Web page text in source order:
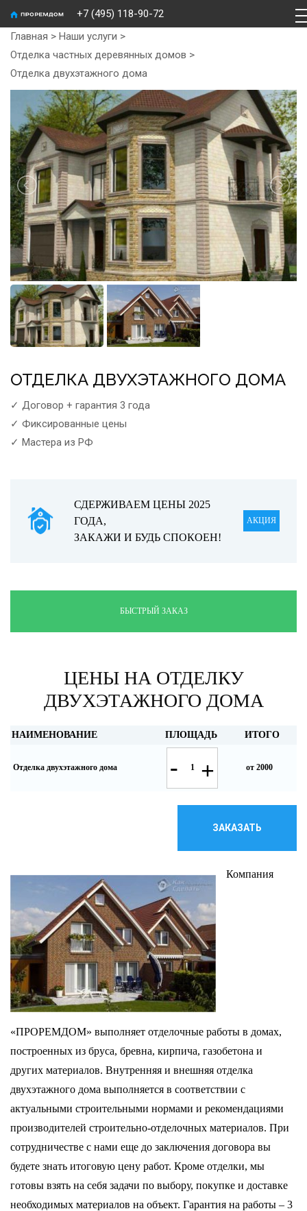
+7 (495) 118-90-72
Главная > Наши услуги >
Отделка частных деревянных домов >
Отделка двухэтажного дома
ОТДЕЛКА ДВУХЭТАЖНОГО ДОМА
✓ Договор + гарантия 3 года
✓ Фиксированные цены
✓ Мастера из РФ
СДЕРЖИВАЕМ ЦЕНЫ 2025
ГОДА,
ЗАКАЖИ И БУДЬ СПОКОЕН!
АКЦИЯ
БЫСТРЫЙ ЗАКАЗ
ЦЕНЫ НА ОТДЕЛКУ
ДВУХЭТАЖНОГО ДОМА
НАИМЕНОВАНИЕ ПЛОЩАДЬ ИТОГО
Отделка двухэтажного дома - + от 2000
ЗАКАЗАТЬ
Компания
«ПРОРЕМДОМ» выполняет отделочные работы в домах,
построенных из бруса, бревна, кирпича, газобетона и
других материалов. Внутренняя и внешняя отделка
двухэтажного дома выполняется в соответствии с
актуальными строительными нормами и рекомендациями
производителей строительно-отделочных материалов. При
сотрудничестве с нами еще до заключения договора вы
будете знать итоговую цену работ. Кроме отделки, мы
готовы взять на себя задачи по выбору, покупке и доставке
необходимых материалов на объект. Гарантия на работы – 3